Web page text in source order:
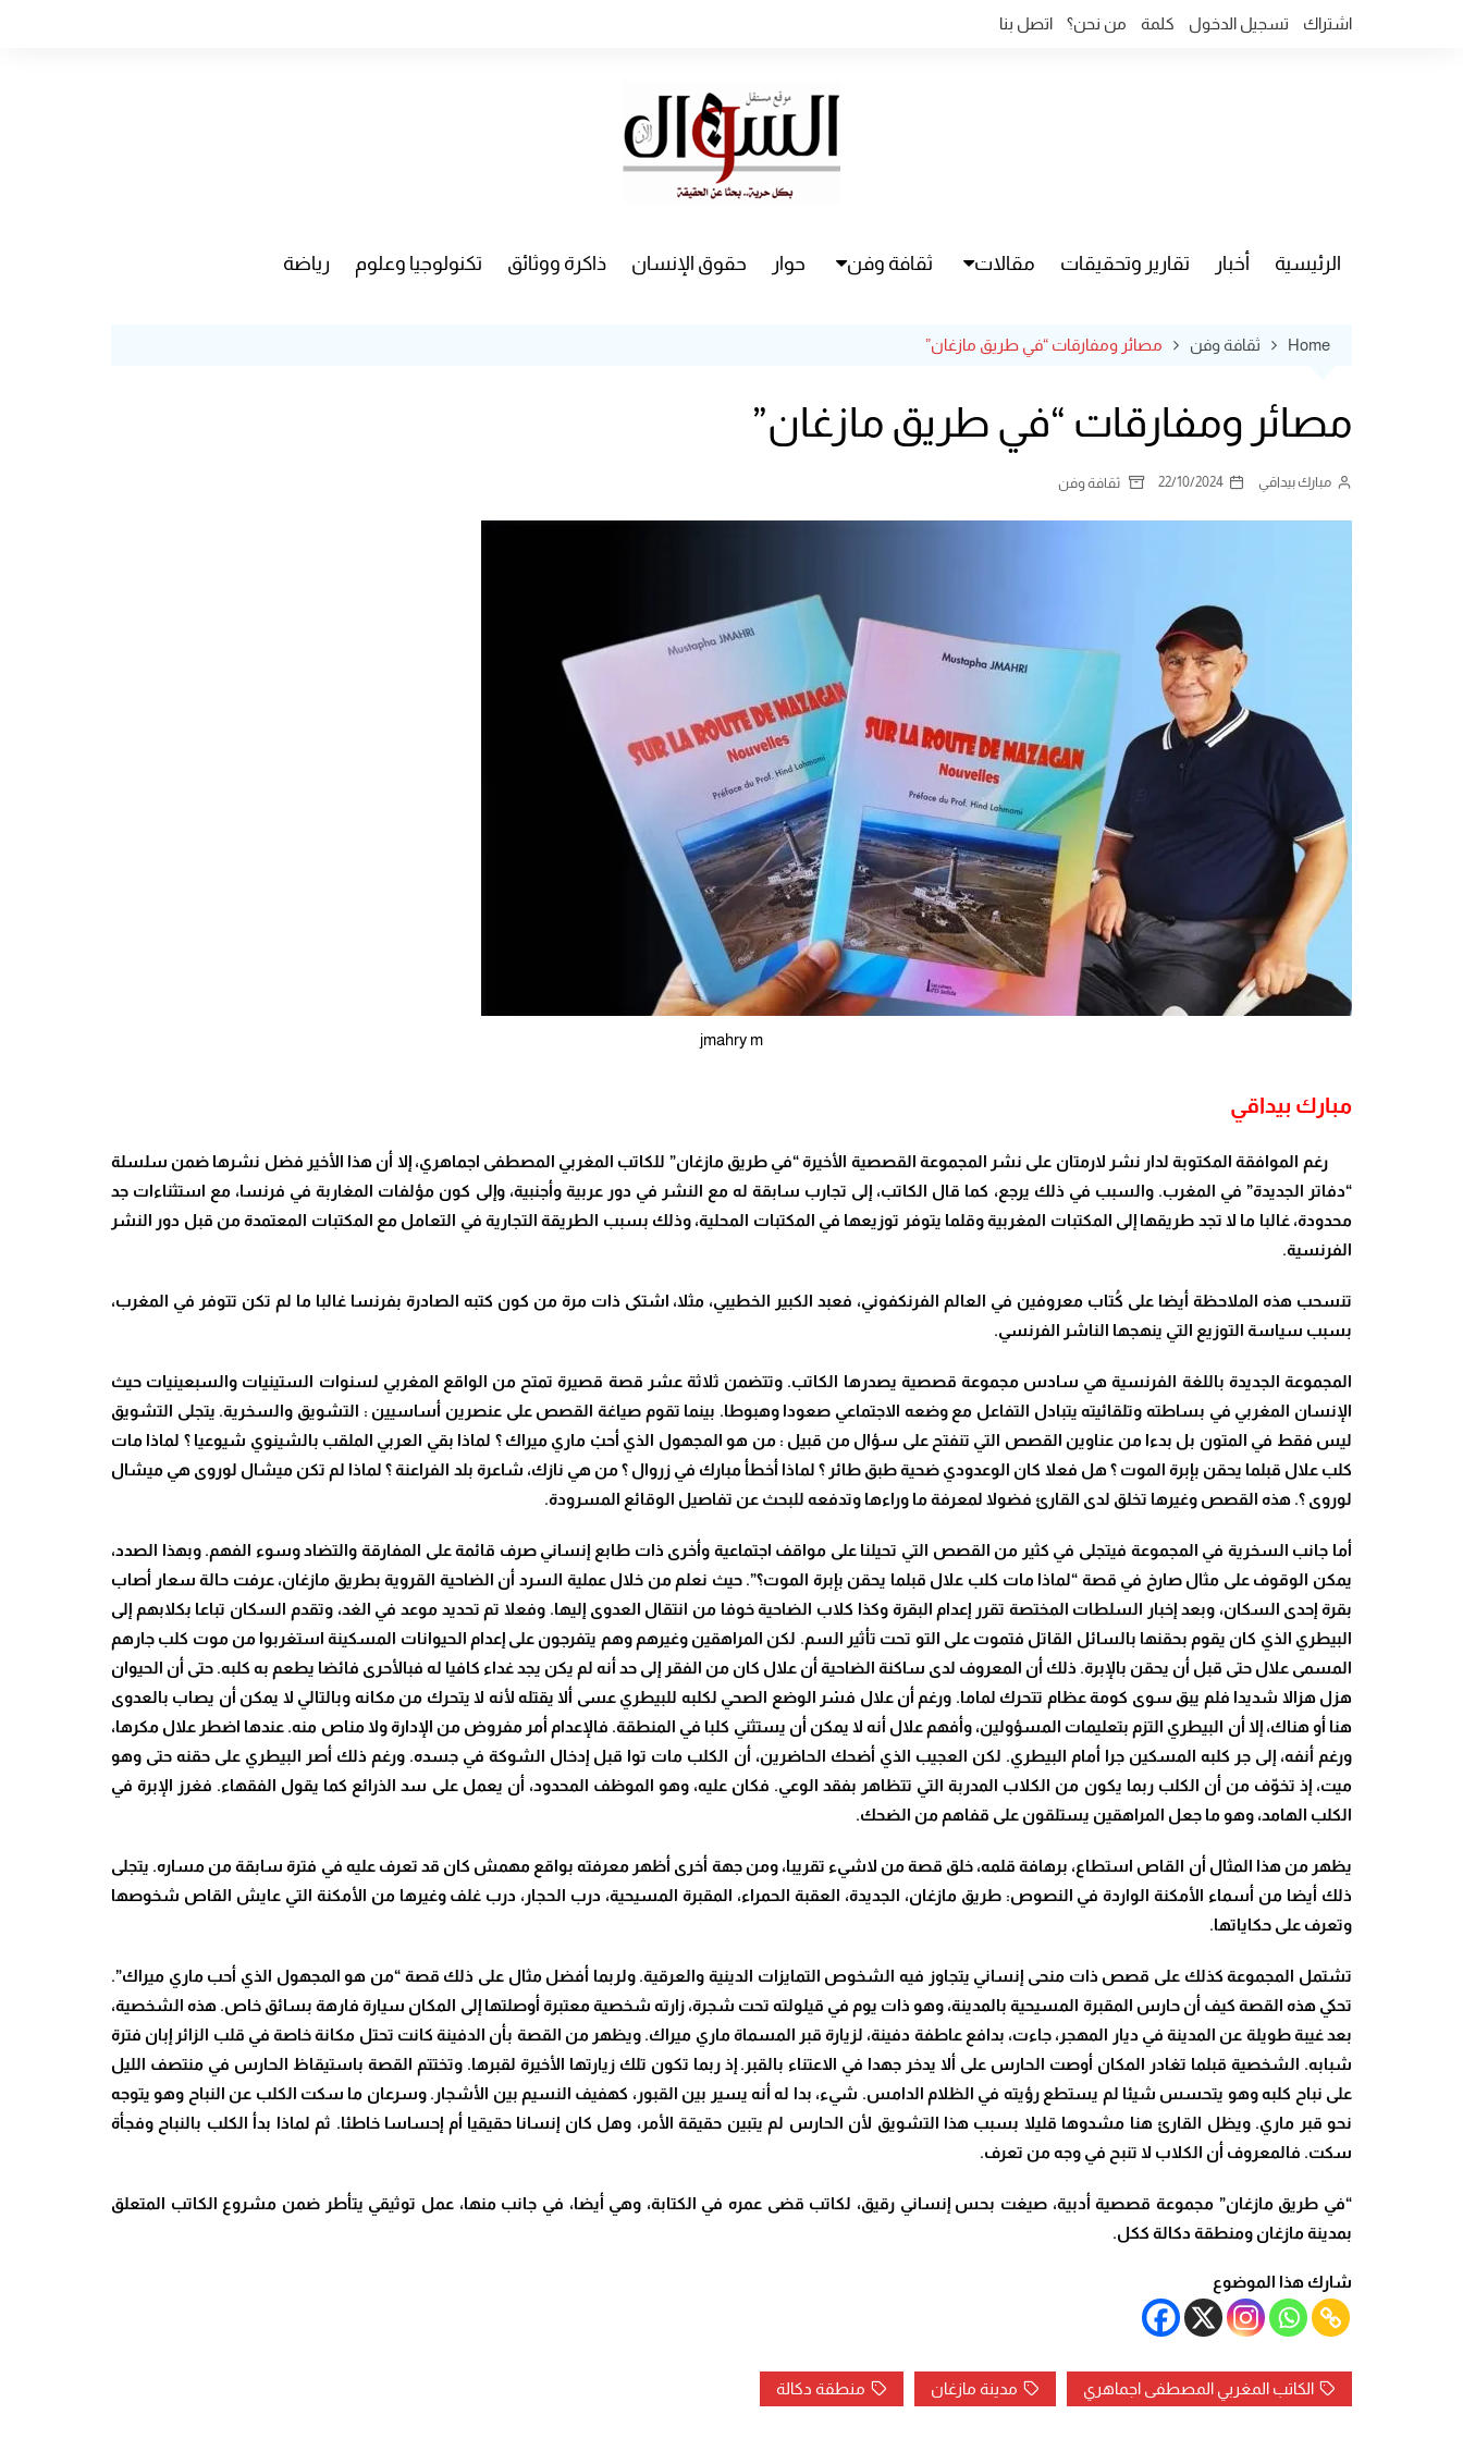
اشتراك تسجيل الدخول كلمة من نحن؟ اتصل بنا
الرئيسية أخبار تقارير وتحقيقات مقالات ثقافة وفن حوار حقوق الإنسان ذاكرة ووثائق تكنولوجيا وعلوم رياضة
Home ثقافة وفن مصائر ومفارقات “في طريق مازغان”
مصائر ومفارقات “في طريق مازغان”
مبارك بيداقي 22/10/2024 ثقافة وفن
jmahry m
مبارك بيداقي
رغم الموافقة المكتوبة لدار نشر لارمتان على نشر المجموعة القصصية الأخيرة “في طريق مازغان” للكاتب المغربي المصطفى اجماهري، إلا أن هذا الأخير فضل نشرها ضمن سلسلة
“دفاتر الجديدة” في المغرب. والسبب في ذلك يرجع، كما قال الكاتب، إلى تجارب سابقة له مع النشر في دور عربية وأجنبية، وإلى كون مؤلفات المغاربة في فرنسا، مع استثناءات جد
محدودة، غالبا ما لا تجد طريقها إلى المكتبات المغربية وقلما يتوفر توزيعها في المكتبات المحلية، وذلك بسبب الطريقة التجارية في التعامل مع المكتبات المعتمدة من قبل دور النشر
الفرنسية.
تنسحب هذه الملاحظة أيضا على كُتاب معروفين في العالم الفرنكفوني، فعبد الكبير الخطيبي، مثلا، اشتكى ذات مرة من كون كتبه الصادرة بفرنسا غالبا ما لم تكن تتوفر في المغرب،
بسبب سياسة التوزيع التي ينهجها الناشر الفرنسي.
المجموعة الجديدة باللغة الفرنسية هي سادس مجموعة قصصية يصدرها الكاتب. وتتضمن ثلاثة عشر قصة قصيرة تمتح من الواقع المغربي لسنوات الستينيات والسبعينيات حيث
الإنسان المغربي في بساطته وتلقائيته يتبادل التفاعل مع وضعه الاجتماعي صعودا وهبوطا. بينما تقوم صياغة القصص على عنصرين أساسيين : التشويق والسخرية. يتجلى التشويق
ليس فقط في المتون بل بدءا من عناوين القصص التي تنفتح على سؤال من قبيل : من هو المجهول الذي أحبْ ماري ميراك ؟ لماذا بقي العربي الملقب بالشينوي شيوعيا ؟ لماذا مات
كلب علال قبلما يحقن بإبرة الموت ؟ هل فعلا كان الوعدودي ضحية طبق طائر ؟ لماذا أخطأ مبارك في زروال ؟ من هي نازك، شاعرة بلد الفراعنة ؟ لماذا لم تكن ميشال لوروى هي ميشال
لوروى ؟. هذه القصص وغيرها تخلق لدى القارئ فضولا لمعرفة ما وراءها وتدفعه للبحث عن تفاصيل الوقائع المسرودة.
أما جانب السخرية في المجموعة فيتجلى في كثير من القصص التي تحيلنا على مواقف اجتماعية وأخرى ذات طابع إنساني صرف قائمة على المفارقة والتضاد وسوء الفهم. وبهذا الصدد،
يمكن الوقوف على مثال صارخ في قصة “لماذا مات كلب علال قبلما يحقن بإبرة الموت؟”. حيث نعلم من خلال عملية السرد أن الضاحية القروية بطريق مازغان، عرفت حالة سعار أصاب
بقرة إحدى السكان، وبعد إخبار السلطات المختصة تقرر إعدام البقرة وكذا كلاب الضاحية خوفا من انتقال العدوى إليها. وفعلا تم تحديد موعد في الغد، وتقدم السكان تباعا بكلابهم إلى
البيطري الذي كان يقوم بحقنها بالسائل القاتل فتموت على التو تحت تأثير السم. لكن المراهقين وغيرهم وهم يتفرجون على إعدام الحيوانات المسكينة استغربوا من موت كلب جارهم
المسمى علال حتى قبل أن يحقن بالإبرة. ذلك أن المعروف لدى ساكنة الضاحية أن علال كان من الفقر إلى حد أنه لم يكن يجد غداء كافيا له فبالأحرى فائضا يطعم به كلبه. حتى أن الحيوان
هزل هزالا شديدا فلم يبق سوى كومة عظام تتحرك لماما. ورغم أن علال فسْر الوضع الصحي لكلبه للبيطري عسى ألا يقتله لأنه لا يتحرك من مكانه وبالتالي لا يمكن أن يصاب بالعدوى
هنا أو هناك، إلا أن البيطري التزم بتعليمات المسؤولين، وأفهم علال أنه لا يمكن أن يستثني كلبا في المنطقة. فالإعدام أمر مفروض من الإدارة ولا مناص منه. عندها اضطر علال مكرها،
ورغم أنفه، إلى جر كلبه المسكين جرا أمام البيطري. لكن العجيب الذي أضحك الحاضرين، أن الكلب مات توا قبل إدخال الشوكة في جسده. ورغم ذلك أصر البيطري على حقنه حتى وهو
ميت، إذ تخوّف من أن الكلب ربما يكون من الكلاب المدربة التي تتظاهر بفقد الوعي. فكان عليه، وهو الموظف المحدود، أن يعمل على سد الذرائع كما يقول الفقهاء. فغرز الإبرة في
الكلب الهامد، وهو ما جعل المراهقين يستلقون على قفاهم من الضحك.
يظهر من هذا المثال أن القاص استطاع، برهافة قلمه، خلق قصة من لاشيء تقريبا، ومن جهة أخرى أظهر معرفته بواقع مهمش كان قد تعرف عليه في فترة سابقة من مساره. يتجلى
ذلك أيضا من أسماء الأمكنة الواردة في النصوص: طريق مازغان، الجديدة، العقبة الحمراء، المقبرة المسيحية، درب الحجار، درب غلف وغيرها من الأمكنة التي عايش القاص شخوصها
وتعرف على حكاياتها.
تشتمل المجموعة كذلك على قصص ذات منحى إنساني يتجاوز فيه الشخوص التمايزات الدينية والعرقية. ولربما أفضل مثال على ذلك قصة “من هو المجهول الذي أحب ماري ميراك”.
تحكي هذه القصة كيف أن حارس المقبرة المسيحية بالمدينة، وهو ذات يوم في قيلولته تحت شجرة، زارته شخصية معتبرة أوصلتها إلى المكان سيارة فارهة بسائق خاص. هذه الشخصية،
بعد غيبة طويلة عن المدينة في ديار المهجر، جاءت، بدافع عاطفة دفينة، لزيارة قبر المسماة ماري ميراك. ويظهر من القصة بأن الدفينة كانت تحتل مكانة خاصة في قلب الزائر إبان فترة
شبابه. الشخصية قبلما تغادر المكان أوصت الحارس على ألا يدخر جهدا في الاعتناء بالقبر. إذ ربما تكون تلك زيارتها الأخيرة لقبرها. وتختتم القصة باستيقاظ الحارس في منتصف الليل
على نباح كلبه وهو يتحسس شيئا لم يستطع رؤيته في الظلام الدامس. شيء، بدا له أنه يسير بين القبور، كهفيف النسيم بين الأشجار. وسرعان ما سكت الكلب عن النباح وهو يتوجه
نحو قبر ماري. ويظل القارئ هنا مشدوها قليلا بسبب هذا التشويق لأن الحارس لم يتبين حقيقة الأمر، وهل كان إنسانا حقيقيا أم إحساسا خاطئا. ثم لماذا بدأ الكلب بالنباح وفجأة
سكت. فالمعروف أن الكلاب لا تنبح في وجه من تعرف.
“في طريق مازغان” مجموعة قصصية أدبية، صيغت بحس إنساني رقيق، لكاتب قضى عمره في الكتابة، وهي أيضا، في جانب منها، عمل توثيقي يتأطر ضمن مشروع الكاتب المتعلق
بمدينة مازغان ومنطقة دكالة ككل.
شارك هذا الموضوع
الكاتب المغربي المصطفى اجماهري مدينة مازغان منطقة دكالة